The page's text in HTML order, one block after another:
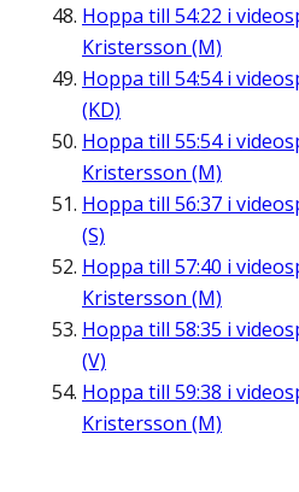
Hoppa till 54:22 i
Kristersson (M)
Hoppa till 54:54i
(KD)
Hoppa till 55:54i
Kristersson (M)
Hoppa till 56:37 i
(S)
Hoppa till 57:40 i
Kristersson (M)
Hoppa till 58:35 i
(V)
Hoppa till 59:38 i
Kristersson (M)